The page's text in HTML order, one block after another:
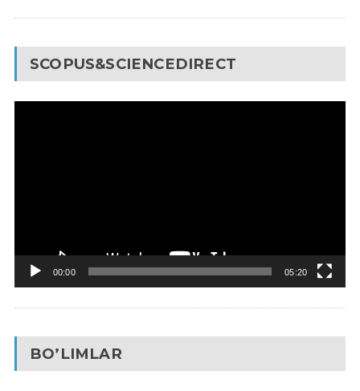
SCOPUS&SCIENCEDIRECT
00:00 05:20
BO’LIMLAR